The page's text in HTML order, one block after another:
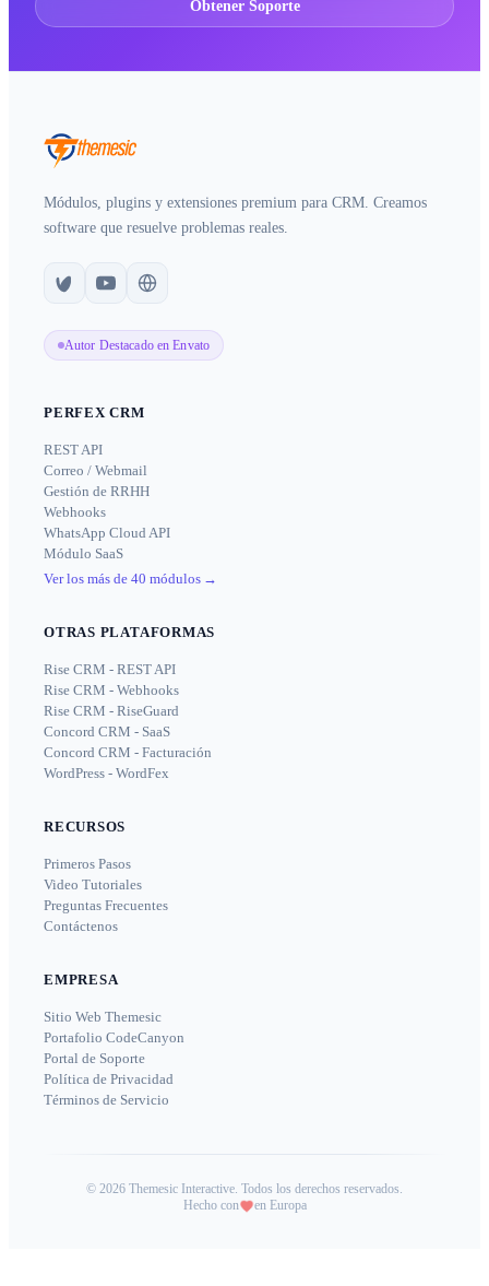
Obtener Soporte
Módulos, plugins y extensiones premium para CRM. Creamos
software que resuelve problemas reales.
Autor Destacado en Envato
PERFEX CRM
REST API
Correo / Webmail
Gestión de RRHH
Webhooks
WhatsApp Cloud API
Módulo SaaS
Ver los más de 40 módulos →
OTRAS PLATAFORMAS
Rise CRM - REST API
Rise CRM - Webhooks
Rise CRM - RiseGuard
Concord CRM - SaaS
Concord CRM - Facturación
WordPress - WordFex
RECURSOS
Primeros Pasos
Video Tutoriales
Preguntas Frecuentes
Contáctenos
EMPRESA
Sitio Web Themesic
Portafolio CodeCanyon
Portal de Soporte
Política de Privacidad
Términos de Servicio
© 2026 Themesic Interactive. Todos los derechos reservados.
Hecho con
en Europa